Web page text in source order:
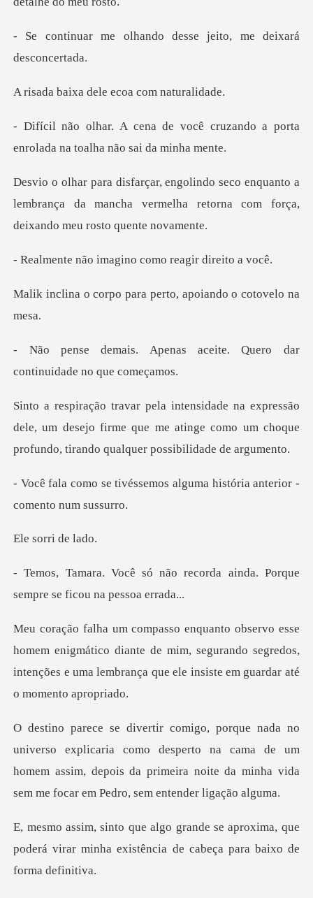
ando desse jeito, me
dele ecoa com
você cruzando a porta
enrolada
nquanto a
lembrança da mancha vermelha retorna
magino como reagi
o para perto, apoian
s aceite. Quero dar
conti
ão
dele, um desejo firme que me atinge como um choque
emos alguma história anter
rri de
recorda ainda. Porque
sempr
igmático diante de mim, segurando segredos,
intenções e uma
aria como desperto na cama de um
homem assim, depois da primeira no
proxima, que
poderá virar minha existência